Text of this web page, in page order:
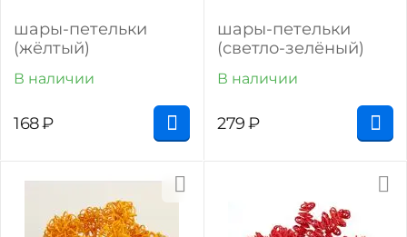
шары-петельки
(жёлтый)
В наличии
168₽
шары-петельки
(светло-зелёный)
В наличии
279₽